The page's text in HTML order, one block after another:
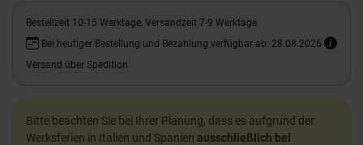
Bestellzeit 10-15 Werktage, Versandzeit 7-9 Werktage
Bei heutiger Bestellung und Bezahlung verfügbar ab: 28.08.2026
Versand über Spedition
Bitte beachten Sie bei Ihrer Planung, dass es aufgrund der
Werksferien in Italien und Spanien ausschließlich bei